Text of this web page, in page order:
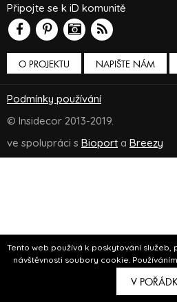
Tento web používá k poskytování
návštěvnosti soubory cookie.
V
O PROJEKTU NAPIŠTE NÁM
Připojte se k iD komunitě
Podmínky používání
© Insidecor 2013-2019.
ve spolupráci s Bioport a Breezy